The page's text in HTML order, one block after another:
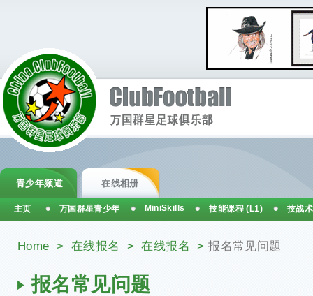
你在这里
Home > 在线报名 > 在线报名 >报名常见问题
报名常见问题
青少年频道 在线相册
主页 万国群星青少年 MiniSkills 技能课程 (L1) 技战